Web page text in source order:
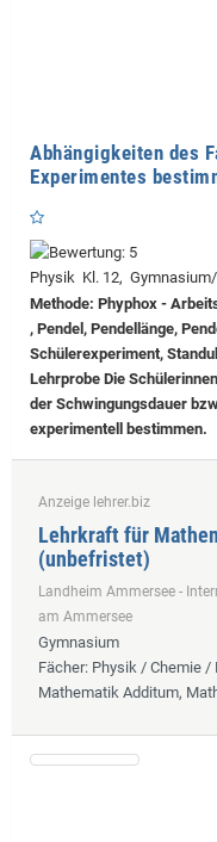
Abhängigkeiten des
Experimentes
Physik Kl. 12,
Methode: Phyphox -
, Pendel, Pendellänge,
Schülerexperiment,
Lehrprobe Die
der Schwingungsdauer
experimentell bestimmen.
Anzeige lehrer.biz
Lehrkraft für
(unbefristet)
Landheim Ammersee -
am Ammersee
Gymnasium
Fächer: Physik / Chemie
Mathematik Additum,